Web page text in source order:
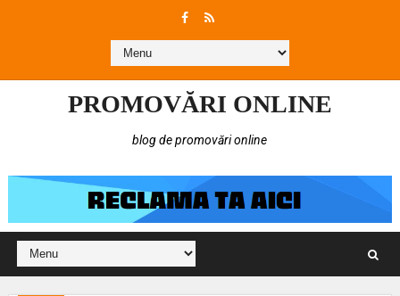
PROMOVĂRI ONLINE
blog de promovări online